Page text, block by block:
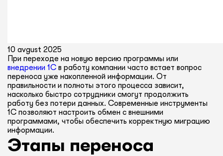
10 avgust 2025
При переходе на новую версию программы или
внедрении 1С в работу компании часто встает вопрос
переноса уже накопленной информации. От
правильности и полноты этого процесса зависит,
насколько быстро сотрудники смогут продолжить
работу без потери данных. Современные инструменты
1С позволяют настроить обмен с внешними
программами, чтобы обеспечить корректную миграцию
информации.
Этапы переноса